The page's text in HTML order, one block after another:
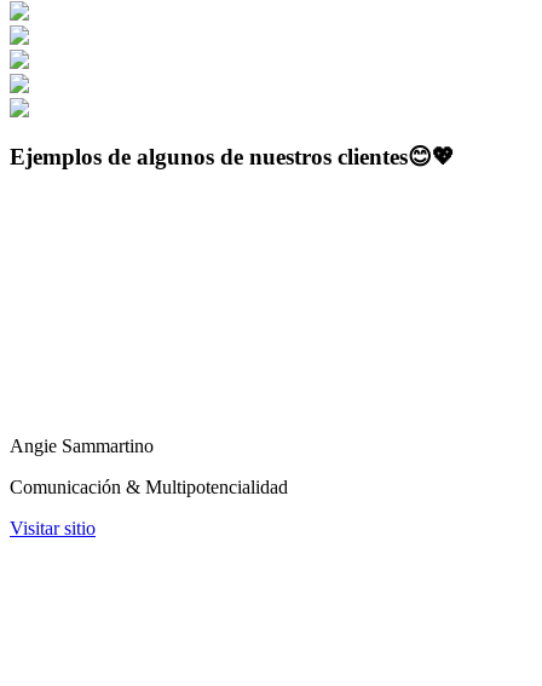
Ejemplos de algunos de nuestros clientes😊💖
Angie Sammartino
Comunicación & Multipotencialidad
Visitar sitio